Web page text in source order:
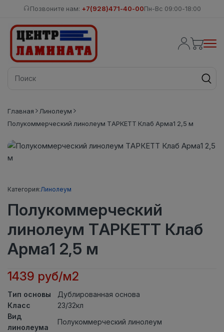
Позвоните нам: +7(928)471-40-00Пн-Вс 09:00-18:00
Главная
Линолеум
Полукоммерческий линолеум ТАРКЕТТ Клаб Арма1 2,5 м
Категория:Линолеум
Полукоммерческий
линолеум ТАРКЕТТ Клаб
Арма1 2,5 м
1439 руб/м2
Тип основы
Дублированная основа
Класс
23/32кл
Вид
линолеума
Полукоммерческий линолеум